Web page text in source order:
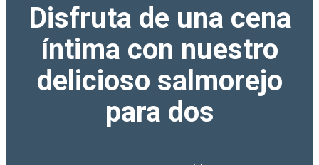
Disfruta de una cena
íntima con nuestro
delicioso salmorejo
para dos